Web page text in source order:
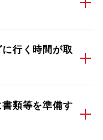
行く時間が取
類等を準備す